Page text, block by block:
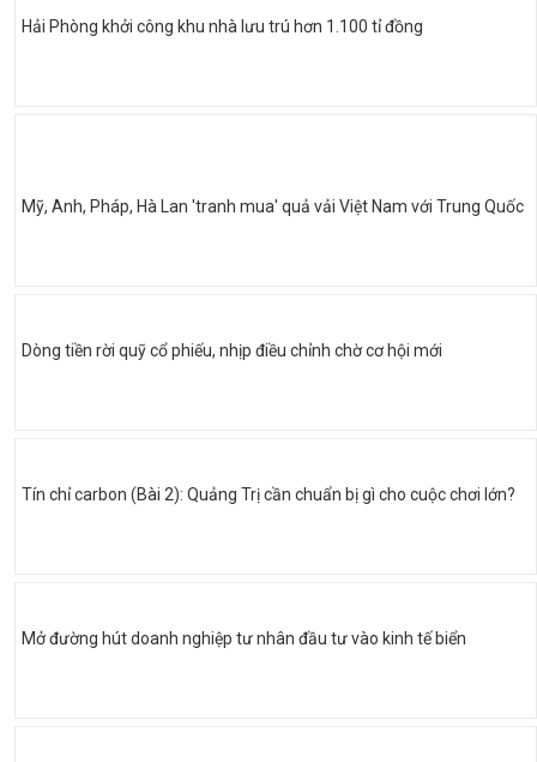
Hải Phòng khởi công khu nhà lưu trú hơn 1.100 tỉ đồng
Mỹ, Anh, Pháp, Hà Lan 'tranh mua' quả vải Việt Nam với Trung Quốc
Dòng tiền rời quỹ cổ phiếu, nhịp điều chỉnh chờ cơ hội mới
Tín chỉ carbon (Bài 2): Quảng Trị cần chuẩn bị gì cho cuộc chơi lớn?
Mở đường hút doanh nghiệp tư nhân đầu tư vào kinh tế biển